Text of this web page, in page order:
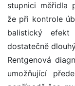
stupnici měřidla
že při kontrole
balistický
dostatečně
Rentgenová
umožňující